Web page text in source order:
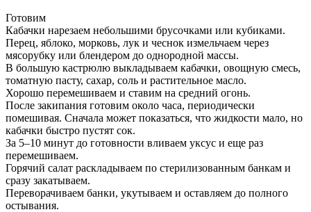
Готовим
Кабачки нарезаем небольшими брусочками или кубиками.
Перец, яблоко, морковь, лук и чеснок измельчаем через
мясорубку или блендером до однородной массы.
В большую кастрюлю выкладываем кабачки, овощную смесь,
томатную пасту, сахар, соль и растительное масло.
Хорошо перемешиваем и ставим на средний огонь.
После закипания готовим около часа, периодически
помешивая. Сначала может показаться, что жидкости мало, но
кабачки быстро пустят сок.
За 5–10 минут до готовности вливаем уксус и еще раз
перемешиваем.
Горячий салат раскладываем по стерилизованным банкам и
сразу закатываем.
Переворачиваем банки, укутываем и оставляем до полного
остывания.